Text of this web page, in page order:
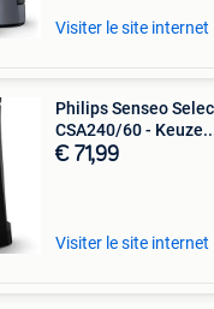
Visiter le site internet
Philips Senseo
CSA240/60 -
€ 71,99
Visiter le site internet